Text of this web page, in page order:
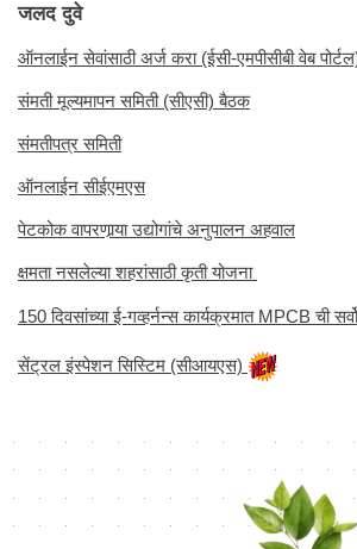
जलद दुवे
ऑनलाईन सेवांसाठी अर्ज करा (ईसी-एमपीसीबी वेब
संमती मूल्यमापन समिती (सीएसी) बैठक
संमतीपत्र समिती
ऑनलाईन सीईएमएस
पेटकोक वापरणार्‍या उद्योगांचे अनुपालन अहवाल
क्षमता नसलेल्या शहरांसाठी कृती योजना
150 दिवसांच्या ई-गव्हर्नन्स कार्यक्रमात MPCB ची
सेंट्रल इंस्पेशन सिस्टिम (सीआयएस)